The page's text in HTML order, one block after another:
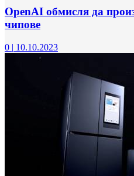
OpenAI обмисля да
чипове
0 | 10.10.2023